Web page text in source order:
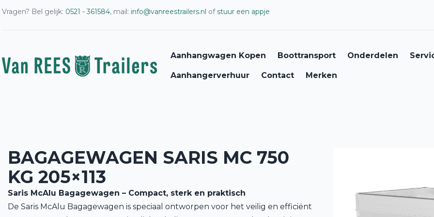
Vragen? Bel gelijk: 0521 - 361584, mail: info@vanreestrailers.nl ofstuur een appje
Aanhangwagen Kopen Boottransport Onderdelen
Aanhangerverhuur Contact Merken
BAGAGEWAGEN SARIS MC 750
KG 205×113
Saris McAlu Bagagewagen – Compact, sterk en praktisch
De Saris McAlu Bagagewagen is speciaal ontworpen voor het veilig en efficiënt